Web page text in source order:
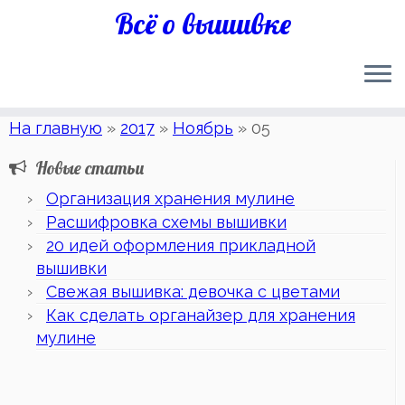
Всё о вышивке
На главную » 2017 » Ноябрь » 05
Новые статьи
Организация хранения мулине
Расшифровка схемы вышивки
20 идей оформления прикладной
вышивки
Свежая вышивка: девочка с цветами
Как сделать органайзер для хранения
мулине